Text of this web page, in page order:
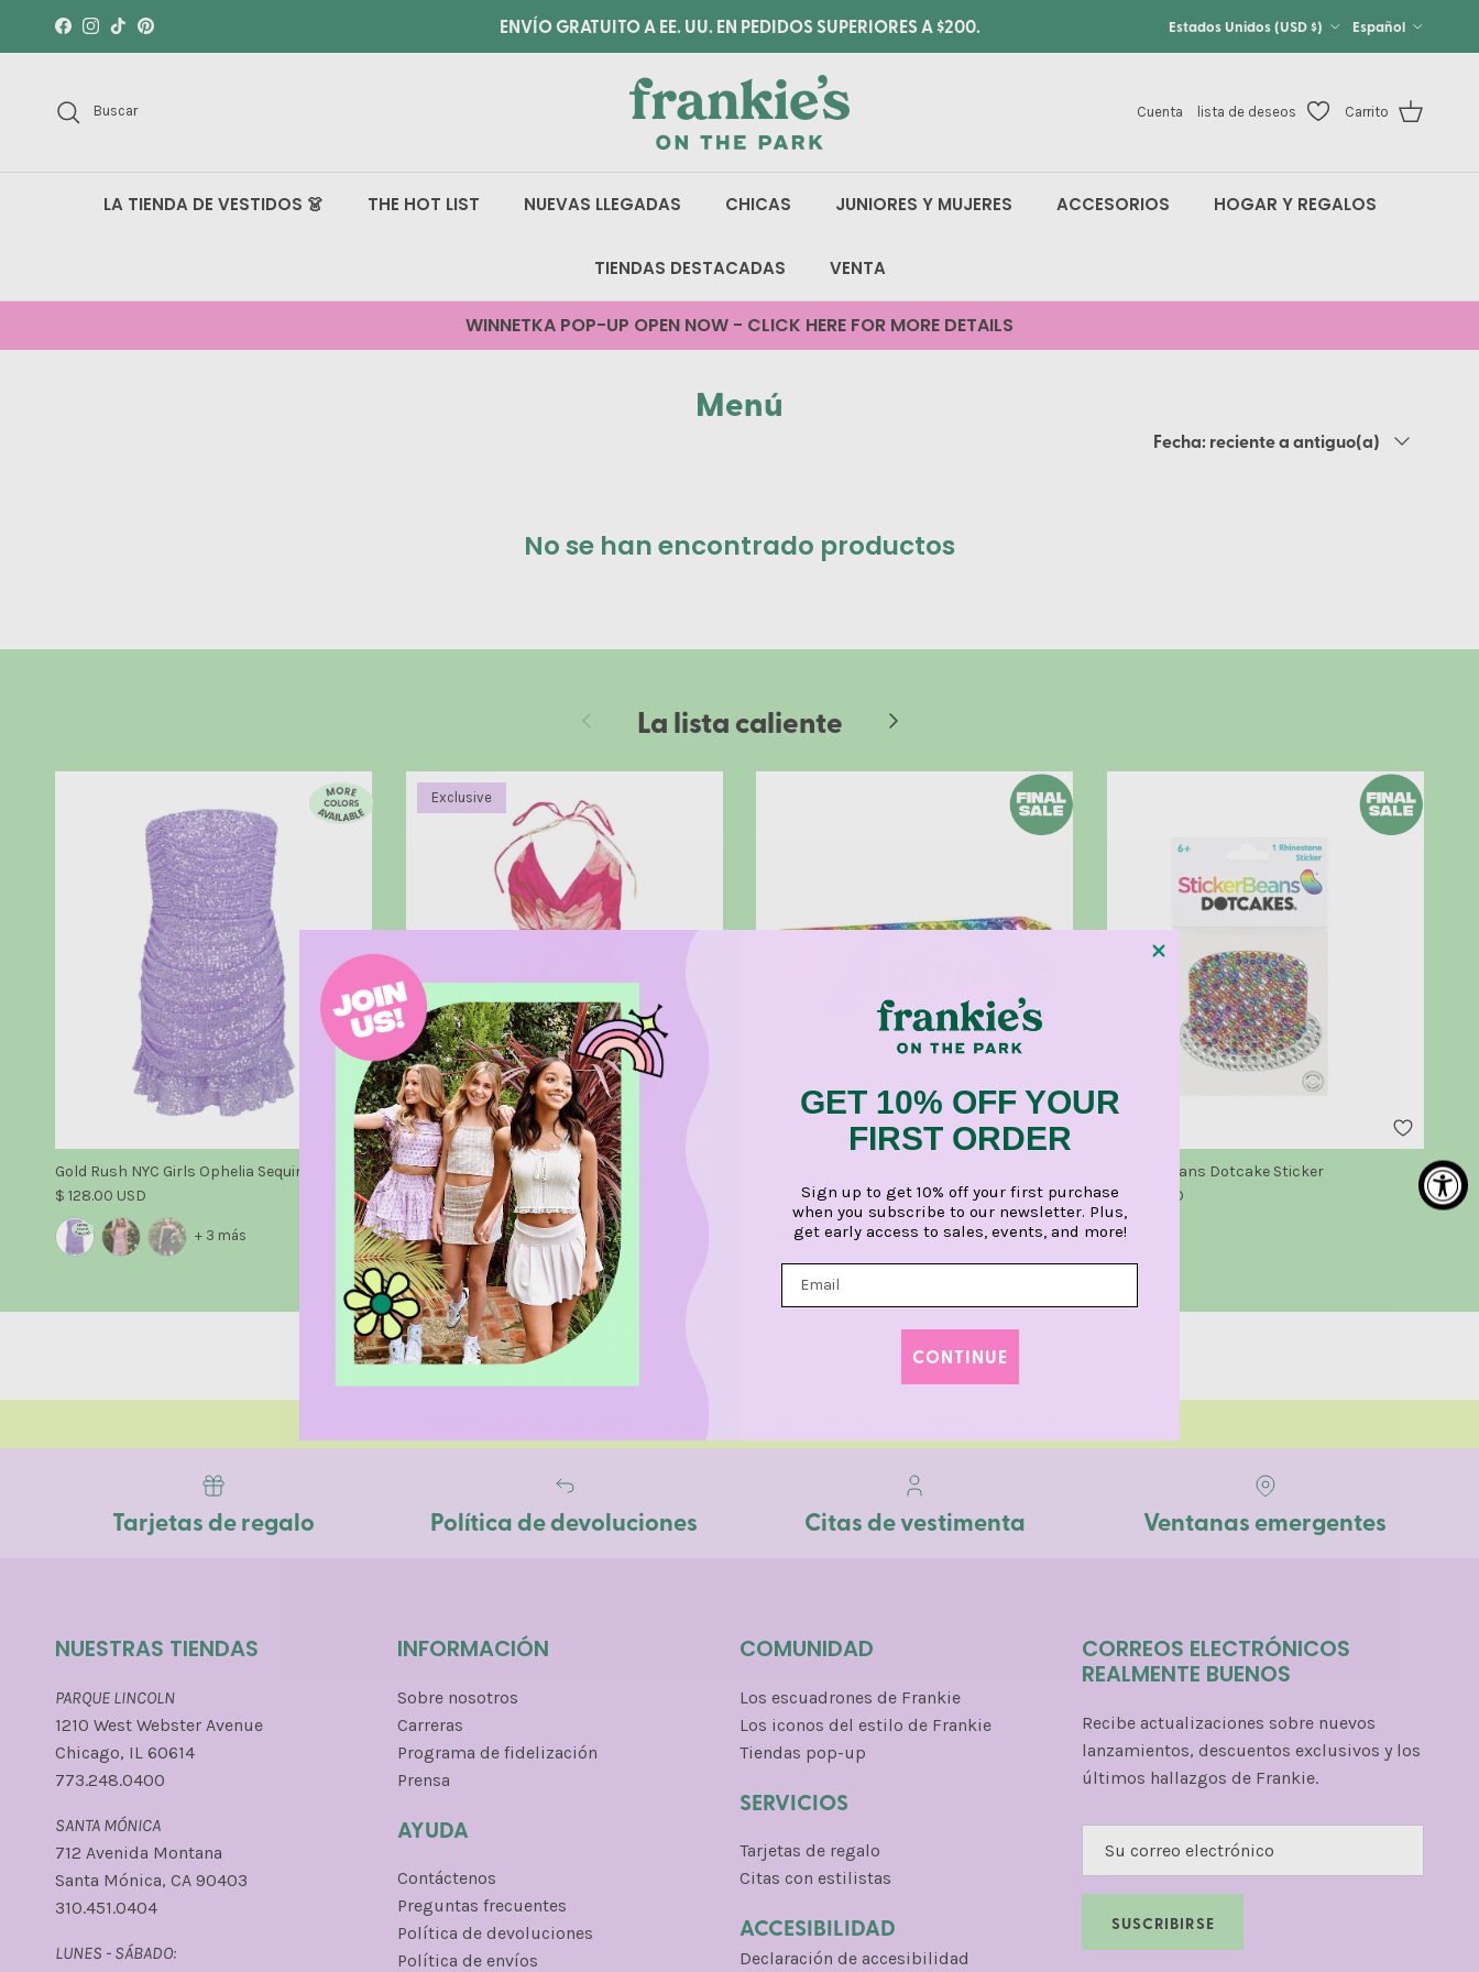
Ir al contenido
Facebook
Instagram
TikTokPinterest ENVÍO GRATUITO A EE. UU. EN PEDIDOS SUPERIORES A $200. Estados Unidos (USD $) Español
Buscar Cuenta lista de deseos Carrito
LA TIENDA DE VESTIDOS 👗 THE HOT LIST NUEVAS LLEGADAS CHICAS JUNIORES Y MUJERES ACCESORIOS HOGAR Y REGALOS
TIENDAS DESTACADAS VENTA
WINNETKA POP-UP OPEN NOW - CLICK HERE FOR MORE DETAILS
Menú
Ordenar por
Fecha: reciente a antiguo(a)
No se han encontrado productos
Anterior La lista caliente Siguiente
Gold Rush NYC Girls Ophelia Sequin Dress
Precio normal
$ 128.00 USD
+ 3 más
Exclusive
8apart Women Lark Pink Flower Dress
Precio normal
$ 118.00 USD
Precio normal
$ 5.00 USD
Sticker Beans Dotcake Sticker
Precio normal
$ 6.00 USD $
Tarjetas de regalo Política de devoluciones Citas de vestimenta Ventanas emergentes
NUESTRAS TIENDAS
PARQUE LINCOLN
1210 West Webster Avenue
Chicago, IL 60614
773.248.0400
SANTA MÓNICA
712 Avenida Montana
Santa Mónica, CA 90403
310.451.0404
LUNES - SÁBADO:
INFORMACIÓN
Sobre nosotros
Carreras
Programa de fidelización
Prensa
AYUDA
Contáctenos
Preguntas frecuentes
Política de devoluciones
Política de envíos
COMUNIDAD
Los escuadrones de Frankie
Los iconos del estilo de Frankie
Tiendas pop-up
SERVICIOS
Tarjetas de regalo
Citas con estilistas
ACCESIBILIDAD
Declaración de accesibilidad
CORREOS ELECTRÓNICOS
REALMENTE BUENOS
Recibe actualizaciones sobre nuevos
lanzamientos, descuentos exclusivos y los
últimos hallazgos de Frankie.
SUSCRIBIRSE
GET 10% OFF YOUR
FIRST ORDER
Sign up to get 10% off your first purchase
when you subscribe to our newsletter. Plus,
get early access to sales, events, and more!
CONTINUE